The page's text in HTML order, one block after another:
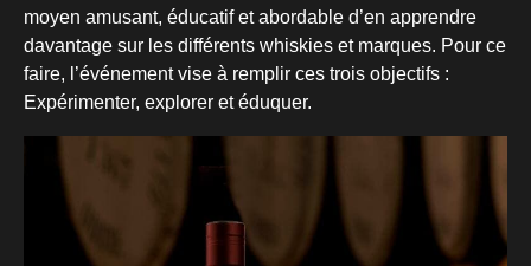
moyen amusant, éducatif et abordable d’en apprendre
davantage sur les différents whiskies et marques. Pour ce
faire, l’événement vise à remplir ces trois objectifs :
Expérimenter, explorer et éduquer.